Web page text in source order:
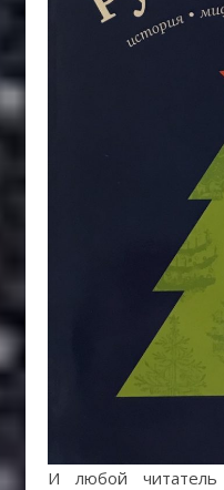
И любой